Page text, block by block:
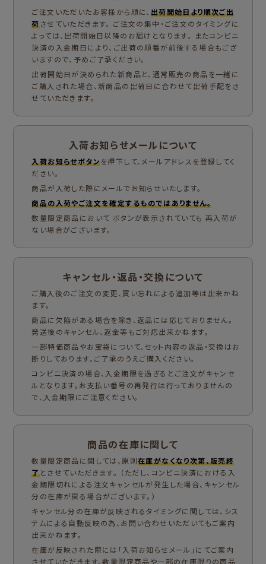
ご注文いただいたお客様から順に、 出荷開始日より順次ご出
荷させていただきます。 ご注文の集中・ご注文のタイミングに
よっては、出荷開始日以降のお届けとなります。 またコンビニ
決済の入金期日により、ご出荷の順番が前後する場合もござ
いますので、予めご了承ください。
出荷開始日が決められた新商品と、通常販売の商品を一緒に
ご購入された場合、新商品の出荷日に合わせて出荷手配をさ
せていただきます。
入荷お知らせメールについて
入荷お知らせボタンを押下して、メールアドレスを登録してく
ださい。
商品が入荷した際にメールでお知らせいたします。
商品の入荷やご注文を確定するものではありません。
数量限定商品において ボタンが表示されていても 再入荷が
ない場合がございます。
キャンセル・返品・交換について
ご購入後のご注文の変更、買い忘れによる追加等は出来かね
ます。
商品に欠陥がある場合を除き、返品には応じておりません。
発送後のキャンセル、返金等もご対応出来かねます。
一部特価商品やお宝袋について、セット内容の返品・交換はお
断りしております。ご了承のうえご購入ください。
コンビニ決済の場合、入金期限を過ぎるとご注文がキャンセ
ルとなります。お支払い番号の再発行は行っておりませんの
で、入金期限にご注意ください。
商品の在庫に関して
数量限定商品に関しては、原則在庫がなくなり次第、販売終
了とさせていただきます。 （ただし、コンビニ決済における入
金期限切れによる注文キャンセルが発生した場合、キャンセル
分の在庫が戻る場合がございます。）
キャンセル分の在庫が反映されるタイミングに関しては、シス
テムによる自動反映の為、お問い合わせいただいてもご案内
出来かねます。
在庫が反映された際には「入荷お知らせメール」にてご案内
させていただきます。数量限定商品や一部の在庫限りの商品